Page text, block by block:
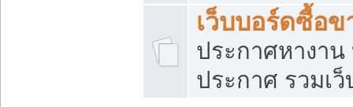
เว็บบอร์ดซื้อข
ประกาศหางาน
ประกาศ รวมเ